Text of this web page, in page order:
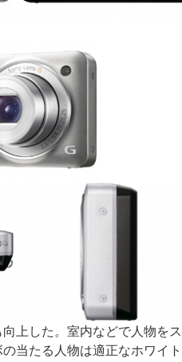
上した。室内などで人物をス
当たる人物は適正なホワイト